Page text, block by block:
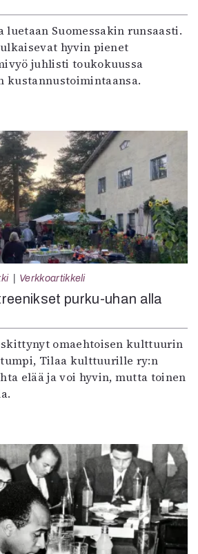
Suomessakin runsaasti.
hyvin pienet
juhlisti toukokuussa
kustannustoimintaansa.
Verkkoartikkeli
purku-uhan alla
omaehtoisen kulttuurin
Tilaa kulttuurille ry:n
elää ja voi hyvin, mutta toinen